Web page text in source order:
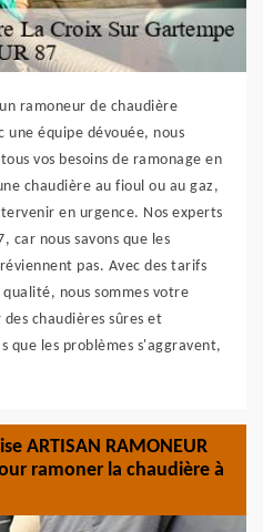
ramoneur de chaudière
équipe dévouée, nous
vos besoins de ramonage en
chaudière au fioul ou au gaz,
en urgence. Nos experts
car nous savons que les
pas. Avec des tarifs
nous sommes votre
chaudières sûres et
que les problèmes s'aggravent,
ARTISAN RAMONEUR
ramoner la chaudière à